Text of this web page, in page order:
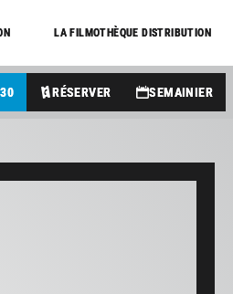
LA FILMOTHÈQUE DISTRIBUTION
30 RÉSERVER SEMAINIER